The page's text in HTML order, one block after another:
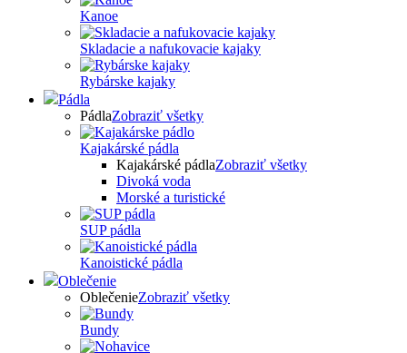
Kanoe
Skladacie a nafukovacie kajaky
Rybárske kajaky
Pádla
PádlaZobraziť všetky
Kajakárské pádla
Kajakárské pádlaZobraziť všetky
Divoká voda
Morské a turistické
SUP pádla
Kanoistické pádla
Oblečenie
OblečenieZobraziť všetky
Bundy